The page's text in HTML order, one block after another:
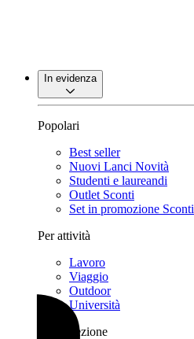
In evidenza
Popolari
Best seller
Nuovi Lanci Novità
Studenti e laureandi
Outlet Sconti
Set in promozione Sconti
Per attività
Lavoro
Viaggio
Outdoor
Università
Per collezione